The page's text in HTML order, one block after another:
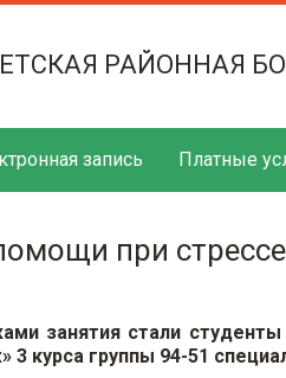
РАЙОННАЯ
запись Платные
при
занятия стали
3 курса группы 94-51